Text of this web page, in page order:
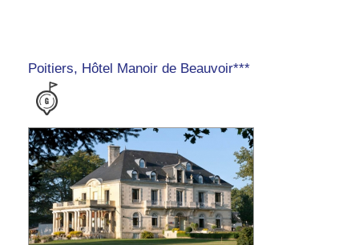
Poitiers, Hôtel Manoir de Beauvoir***